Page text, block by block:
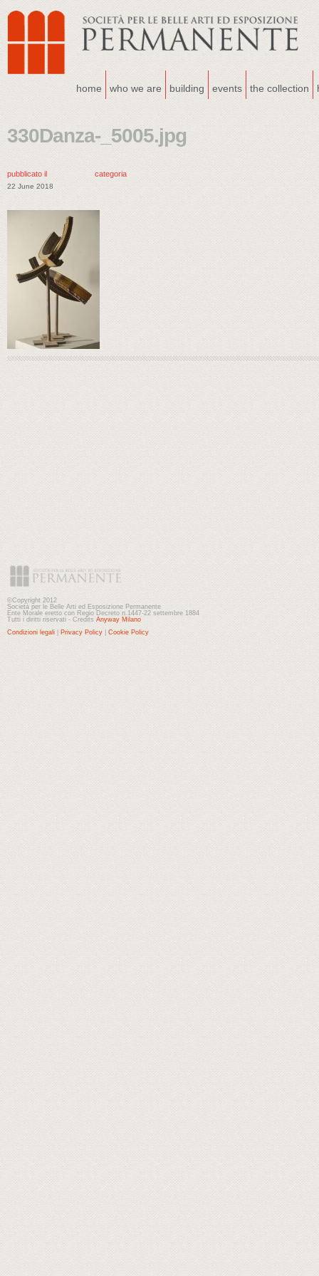
home who we are building events the collection
330Danza-_5005.jpg
pubblicato il
22 June 2018
categoria
©Copyright 2012
Società per le Belle Arti ed Esposizione Permanente
Ente Morale eretto con Regio Decreto n.1447-22 settembre 1884
Tutti i diritti riservati - Credits Anyway Milano
Condizioni legali
Privacy Policy Cookie Policy